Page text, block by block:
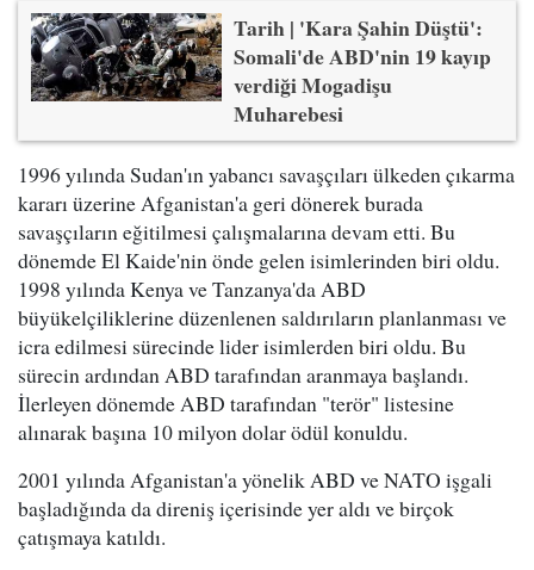
Tarih | 'Kara Şahin Düştü':
Somali'de ABD'nin 19 kayıp
verdiği Mogadişu
Muharebesi
1996 yılında Sudan'ın yabancı savaşçıları ülkeden çıkarma
kararı üzerine Afganistan'a geri dönerek burada
savaşçıların eğitilmesi çalışmalarına devam etti. Bu
dönemde El Kaide'nin önde gelen isimlerinden biri oldu.
1998 yılında Kenya ve Tanzanya'da ABD
büyükelçiliklerine düzenlenen saldırıların planlanması ve
icra edilmesi sürecinde lider isimlerden biri oldu. Bu
sürecin ardından ABD tarafından aranmaya başlandı.
İlerleyen dönemde ABD tarafından "terör" listesine
alınarak başına 10 milyon dolar ödül konuldu.
2001 yılında Afganistan'a yönelik ABD ve NATO işgali
başladığında da direniş içerisinde yer aldı ve birçok
çatışmaya katıldı.